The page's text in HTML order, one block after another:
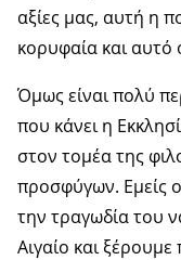
αξίες μας, αυτή η
κορυφαία και αυτό
Όμως είναι πολύ
που κάνει η
στον τομέα της
προσφύγων. Εμείς
την τραγωδία του
Αιγαίο και